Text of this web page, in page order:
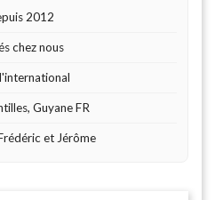
2012
chez nous
Guyane FR
et Jérôme